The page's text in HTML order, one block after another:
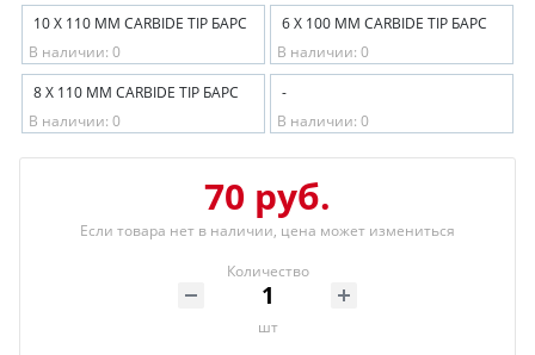
10 Х 110 ММ CARBIDE TIP БАРС
В наличии: 0
6 Х 100 ММ CARBIDE TIP БАРС
В наличии: 0
8 Х 110 ММ CARBIDE TIP БАРС
В наличии: 0
-
В наличии: 0
70 руб.
Если товара нет в наличии, цена может измениться
Количество
шт